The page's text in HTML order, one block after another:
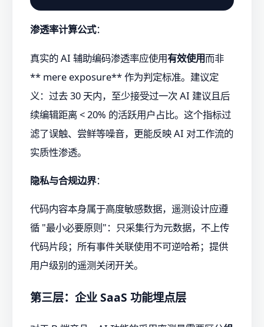
渗透率计算公式：
真实的 AI 辅助编码渗透率应使用有效使用而非
** mere exposure** 作为判定标准。建议定
义：过去 30 天内，至少接受过一次 AI 建议且后
续编辑距离 < 20% 的活跃用户占比。这个指标过
滤了误触、尝鲜等噪音，更能反映 AI 对工作流的
实质性渗透。
隐私与合规边界：
代码内容本身属于高度敏感数据，遥测设计应遵
循 "最小必要原则"：只采集行为元数据，不上传
代码片段；所有事件关联使用不可逆哈希；提供
用户级别的遥测关闭开关。
第三层：企业 SaaS 功能埋点层